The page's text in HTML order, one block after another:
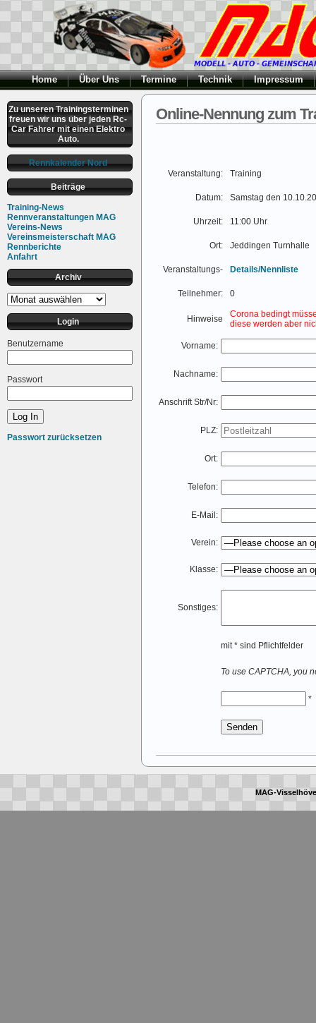
Home Über Uns Termine Technik Impressum
Zu unseren Trainingsterminen
freuen wir uns über jeden Rc-
Car Fahrer mit einen Elektro
Auto.
Rennkalender Nord
Beiträge
Training-News
Rennveranstaltungen MAG
Vereins-News
Vereinsmeisterschaft MAG
Rennberichte
Anfahrt
Archiv
Archiv
Login
Benutzername
Passwort
Passwort zurücksetzen
Online-Nennung zum
Veranstaltung: Training
Datum: Samstag den
Uhrzeit: 11:00 Uhr
Ort: Jeddingen Turnhalle
Veranstaltungs- Details/Nennliste
Teilnehmer: 0
Hinweise
Corona bedingt
diese werden aber
Vorname:
Nachname:
Anschrift Str/Nr:
PLZ:
Ort:
Telefon:
E-Mail:
Verein:
Klasse:
Sonstiges:
mit * sind Pflichtfelder
To use CAPTCHA, you
*
MAG-